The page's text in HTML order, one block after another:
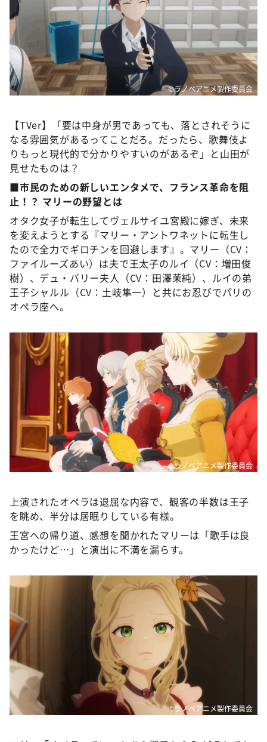
©ラノベアニメ製作委員会
【TVer】「要は中身が男であっても、落とされそうに
なる雰囲気があるってことだろ。だったら、歌舞伎よ
りもっと現代的で分かりやすいのがあるぞ」と山田が
見せたものは？
■市民のための新しいエンタメで、フランス革命を阻
止！？ マリーの野望とは
オタク女子が転生してヴェルサイユ宮殿に嫁ぎ、未来
を変えようとする『マリー・アントワネットに転生し
たので全力でギロチンを回避します』。マリー（CV：
ファイルーズあい）は夫で王太子のルイ（CV：増田俊
樹）、デュ・バリー夫人（CV：田澤茉純）、ルイの弟
王子シャルル（CV：土岐隼一）と共にお忍びでパリの
オペラ座へ。
©ラノベアニメ製作委員会
上演されたオペラは退屈な内容で、観客の半数は王子
を眺め、半分は居眠りしている有様。
王宮への帰り道、感想を聞かれたマリーは「歌手は良
かったけど…」と演出に不満を漏らす。
©ラノベアニメ製作委員会